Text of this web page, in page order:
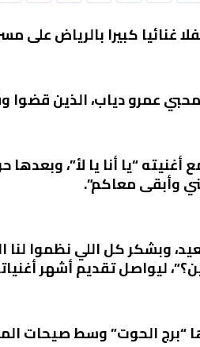
غنائيا كبيرا بالرياض
عمرو دياب، الذين قضوا
أغنيته “يا أنا يا لأ”،
وأبقى معاكم”.
وبشكر كل اللي نظموا
ليواصل تقديم أشهر
“برج الحوت” وسط صيحات